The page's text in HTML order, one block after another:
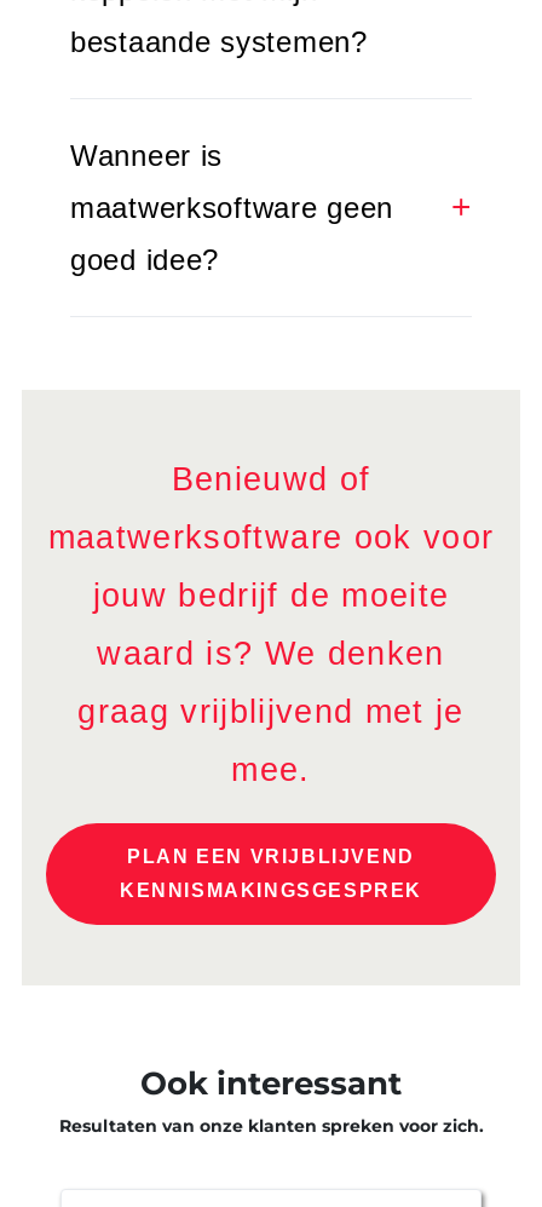
bestaande systemen?
Wanneer is
maatwerksoftware geen
goed idee?
Benieuwd of
maatwerksoftware ook voor
jouw bedrijf de moeite
waard is? We denken
graag vrijblijvend met je
mee.
PLAN EEN VRIJBLIJVEND
KENNISMAKINGSGESPREK
Ook interessant
Resultaten van onze klanten spreken voor zich.